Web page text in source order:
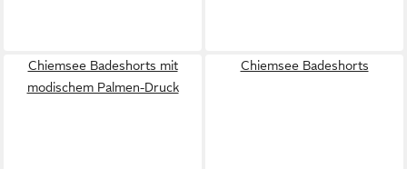
Chiemsee Badeshorts mit
modischem Palmen-Druck
Chiemsee Badeshorts